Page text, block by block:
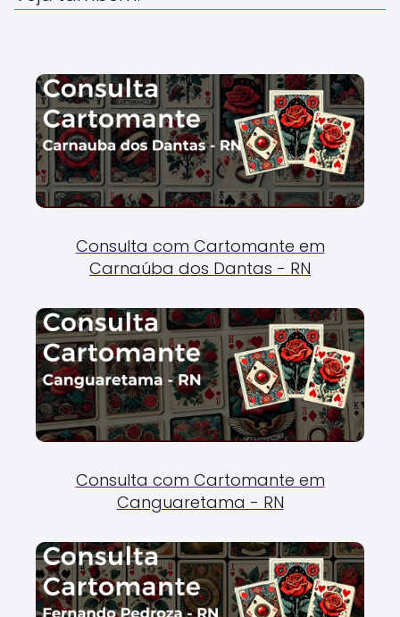
Consulta com Cartomante em
Carnaúba dos Dantas - RN
Consulta com Cartomante em
Canguaretama - RN